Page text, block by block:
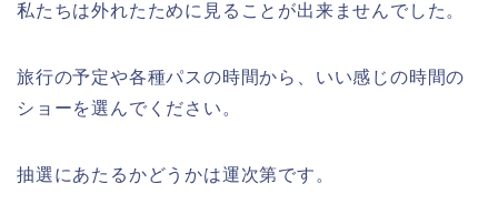
私たちは外れたために見ることが出来ませんでした。
旅行の予定や各種パスの時間から、いい感じの時間の
ショーを選んでください。
抽選にあたるかどうかは運次第です。